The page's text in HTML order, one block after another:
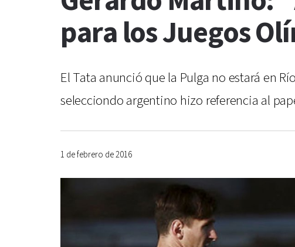
para los Juegos
El Tata anunció que la Pulga no estará en
selecciondo argentino hizo referencia al
1 de febrero de 2016